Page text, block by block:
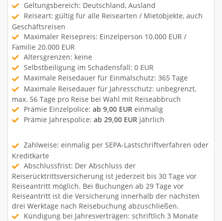
Geltungsbereich: Deutschland, Ausland
Reiseart: gültig für alle Reisearten / Mietobjekte, auch
Geschäftsreisen
Maximaler Reisepreis: Einzelperson 10.000 EUR /
Familie 20.000 EUR
Altersgrenzen: keine
Selbstbeiligung im Schadensfall: 0 EUR
Maximale Reisedauer für Einmalschutz: 365 Tage
Maximale Reisedauer für Jahresschutz: unbegrenzt,
max. 56 Tage pro Reise bei Wahl mit Reiseabbruch
Prämie Einzelpolice: ab 9,00 EUR einmalig
Prämie Jahrespolice: ab 29,00 EUR jährlich
Zahlweise: einmalig per SEPA-Lastschriftverfahren oder
Kreditkarte
Abschlussfrist: Der Abschluss der
Reiserücktrittsversicherung ist jederzeit bis 30 Tage vor
Reiseantritt möglich. Bei Buchungen ab 29 Tage vor
Reiseantritt ist die Versicherung innerhalb der nächsten
drei Werktage nach Reisebuchung abzuschließen.
Kündigung bei Jahresverträgen: schriftlich 3 Monate